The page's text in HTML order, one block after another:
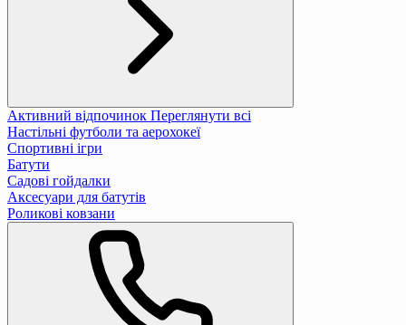
Активний відпочинок Переглянути всі
Настільні футболи та аерохокеї
Спортивні ігри
Батути
Садові гойдалки
Аксесуари для батутів
Роликові ковзани